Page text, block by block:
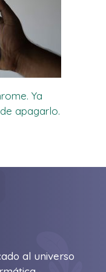
Ya
apagarlo.
al universo